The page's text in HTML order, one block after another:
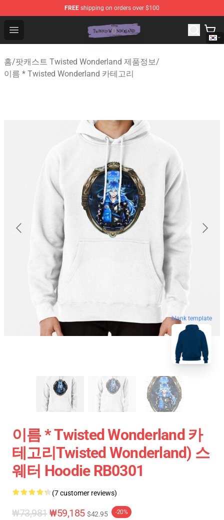
FREE shipping on orders over $100
Open menu
Twisted Wonderland Store - Official Twisted
홈/팟캐스트 Twisted Wonderland 제품정보/
이름 * Twisted Wonderland 카테고리
blank template
이름 * Twisted Wonderland 카
테고리Twisted Wonderland) 스
웨터 Hoodie RB0301
(7 customer reviews)
₩73,981 ₩59,185 $42.95 -20%